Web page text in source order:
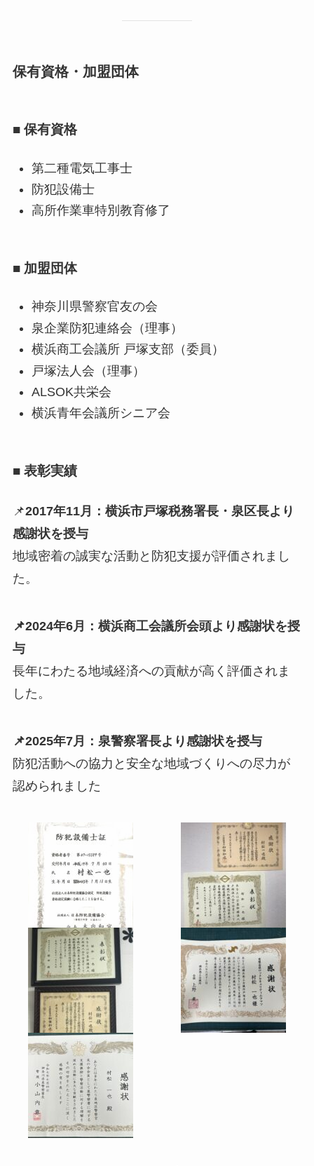
保有資格・加盟団体
■ 保有資格
第二種電気工事士
防犯設備士
高所作業車特別教育修了
■ 加盟団体
神奈川県警察官友の会
泉企業防犯連絡会（理事）
横浜商工会議所 戸塚支部（委員）
戸塚法人会（理事）
ALSOK共栄会
横浜青年会議所シニア会
■ 表彰実績
📌2017年11月：横浜市戸塚税務署長・泉区長より
感謝状を授与
地域密着の誠実な活動と防犯支援が評価されまし
た。
📌2024年6月：横浜商工会議所会頭より感謝状を授
与
長年にわたる地域経済への貢献が高く評価されま
した。
📌2025年7月：泉警察署長より感謝状を授与
防犯活動への協力と安全な地域づくりへの尽力が
認められました